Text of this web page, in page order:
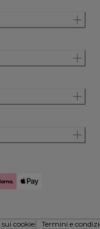
cookie Termini e